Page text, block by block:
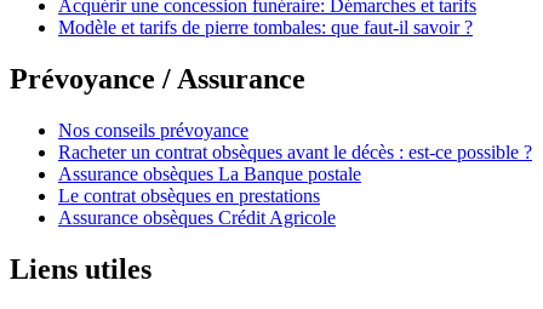
Acquérir une concession funéraire: Démarches et tarifs
Modèle et tarifs de pierre tombales: que faut-il savoir ?
Prévoyance / Assurance
Nos conseils prévoyance
Racheter un contrat obsèques avant le décès : est-ce possible ?
Assurance obsèques La Banque postale
Le contrat obsèques en prestations
Assurance obsèques Crédit Agricole
Liens utiles